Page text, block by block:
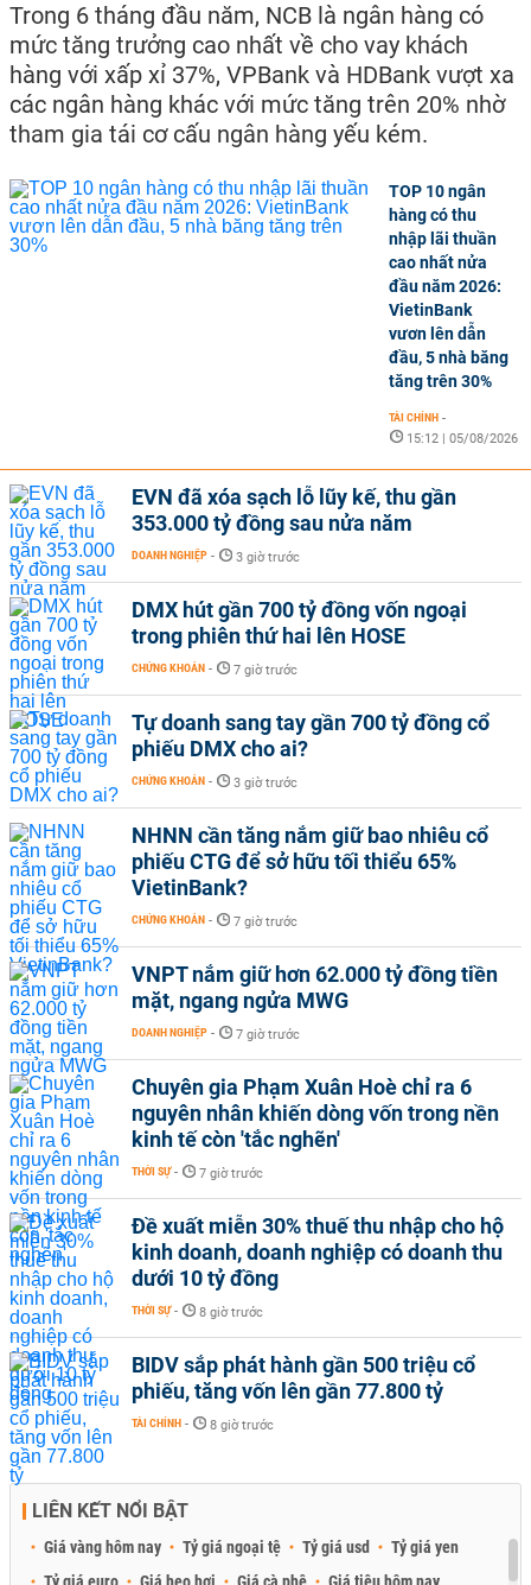
Trong 6 tháng đầu năm, NCB là ngân hàng có
mức tăng trưởng cao nhất về cho vay khách
hàng với xấp xỉ 37%, VPBank và HDBank vượt xa
các ngân hàng khác với mức tăng trên 20% nhờ
tham gia tái cơ cấu ngân hàng yếu kém.
TOP 10 ngân
hàng có thu
nhập lãi thuần
cao nhất nửa
đầu năm 2026:
VietinBank
vươn lên dẫn
đầu, 5 nhà băng
tăng trên 30%
TÀI CHÍNH -
15:12 | 05/08/2026
EVN đã xóa sạch lỗ lũy kế, thu gần
353.000 tỷ đồng sau nửa năm
DOANH NGHIỆP - 3 giờ trước
DMX hút gần 700 tỷ đồng vốn ngoại
trong phiên thứ hai lên HOSE
CHỨNG KHOÁN - 7 giờ trước
Tự doanh sang tay gần 700 tỷ đồng cổ
phiếu DMX cho ai?
CHỨNG KHOÁN - 3 giờ trước
NHNN cần tăng nắm giữ bao nhiêu cổ
phiếu CTG để sở hữu tối thiểu 65%
VietinBank?
CHỨNG KHOÁN - 7 giờ trước
VNPT nắm giữ hơn 62.000 tỷ đồng tiền
mặt, ngang ngửa MWG
DOANH NGHIỆP - 7 giờ trước
Chuyên gia Phạm Xuân Hoè chỉ ra 6
nguyên nhân khiến dòng vốn trong nền
kinh tế còn 'tắc nghẽn'
THỜI SỰ - 7 giờ trước
Đề xuất miễn 30% thuế thu nhập cho hộ
kinh doanh, doanh nghiệp có doanh thu
dưới 10 tỷ đồng
THỜI SỰ - 8 giờ trước
BIDV sắp phát hành gần 500 triệu cổ
phiếu, tăng vốn lên gần 77.800 tỷ
TÀI CHÍNH - 8 giờ trước
LIÊN KẾT NỔI BẬT
Giá vàng hôm nay Tỷ giá ngoại tệ Tỷ giá usd
Tỷ giá yen